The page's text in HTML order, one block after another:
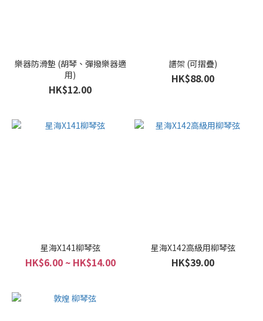
樂器防滑墊 (胡琴、彈撥樂器適
用)
HK$12.00
譜架 (可摺疊)
HK$88.00
星海X141柳琴弦
HK$6.00 ~ HK$14.00
星海X142高級用柳琴弦
HK$39.00